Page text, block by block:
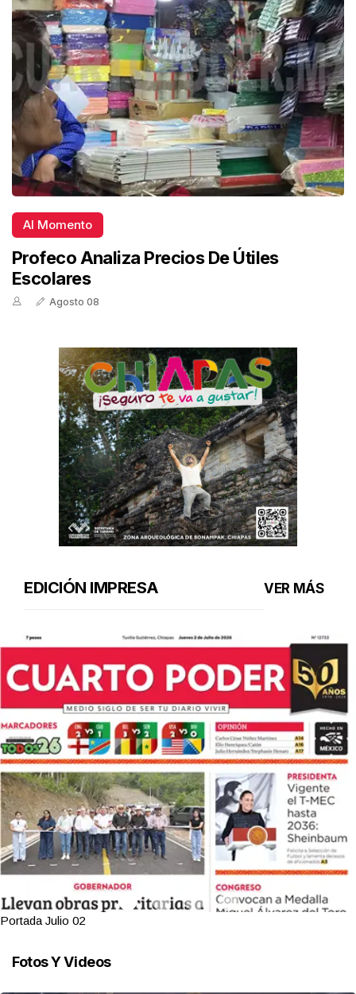
Al Momento
Profeco Analiza Precios De Útiles
Escolares
Agosto 08
EDICIÓN IMPRESA VER MÁS
Portada Julio 02
Fotos Y Videos